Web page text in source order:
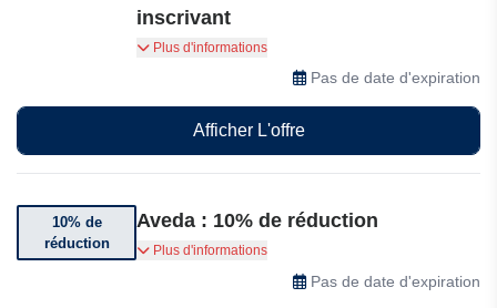
inscrivant
Bénéficiez de 15% de réduction sur votre
premier achat en vous inscrivant aux e-mails ou
SMS et accédez en avant-première aux
nouveautés, offres spéciales et bien plus
Plus d'informations
Pas de date d'expiration
Afficher L'offre
10% de
réduction
Aveda : 10% de réduction
Bénéficiez jusqu’à 10% de réduction sur une
Plus d'informations
Pas de date d'expiration